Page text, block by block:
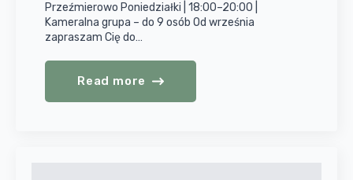
Przeźmierowo Poniedziałki | 18:00–20:00 |
Kameralna grupa – do 9 osób Od września
zapraszam Cię do…
Read more